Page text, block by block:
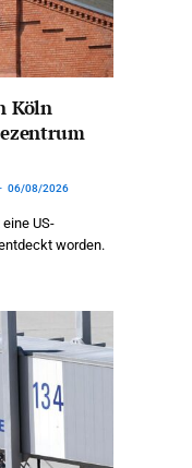
Köln
06/08/2026
US-
worden.